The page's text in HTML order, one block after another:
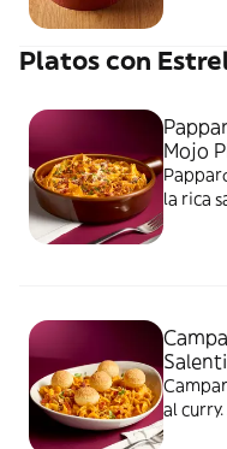
Platos con
Mojo
la rica
al